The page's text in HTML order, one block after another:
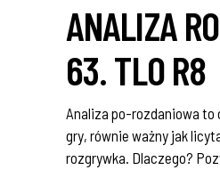
ANALIZA
63. TLO R8
Analiza po-rozdaniowa
gry, równie ważny jak
rozgrywka. Dlaczego?